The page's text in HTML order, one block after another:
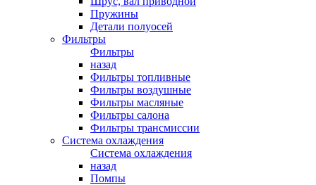
Пружины
Детали полуосей
Фильтры
Фильтры
назад
Фильтры топливные
Фильтры воздушные
Фильтры масляные
Фильтры салона
Фильтры трансмиссии
Система охлаждения
Система охлаждения
назад
Помпы